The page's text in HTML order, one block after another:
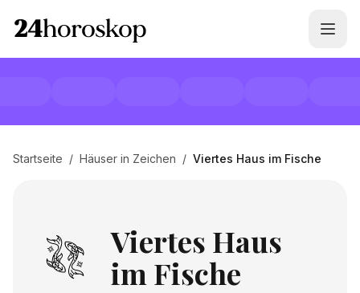
Startseite / Häuser in Zeichen / Viertes Haus im Fische
Viertes Haus
im Fische